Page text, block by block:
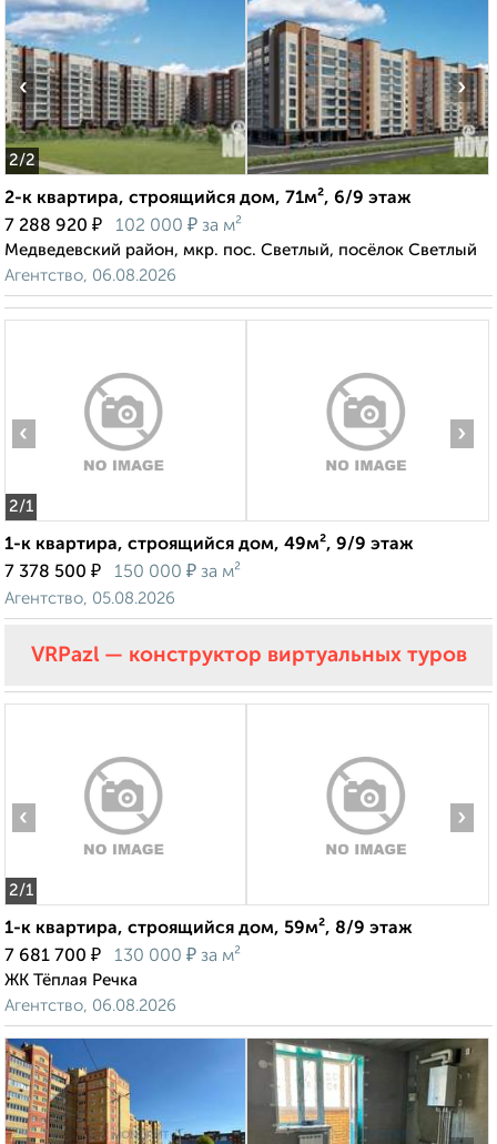
2/2
‹ ›
2-к квартира, строящийся дом, 71м², 6/9 этаж
7 288 920 ₽ 102 000 ₽ за м²
Медведевский район, мкр. пос. Светлый, посёлок Светлый
Агентство, 06.08.2026
2/1
‹ ›
1-к квартира, строящийся дом, 49м², 9/9 этаж
7 378 500 ₽ 150 000 ₽ за м²
Агентство, 05.08.2026
VRPazl — конструктор виртуальных туров
2/1
‹ ›
1-к квартира, строящийся дом, 59м², 8/9 этаж
7 681 700 ₽ 130 000 ₽ за м²
ЖК Тёплая Речка
Агентство, 06.08.2026